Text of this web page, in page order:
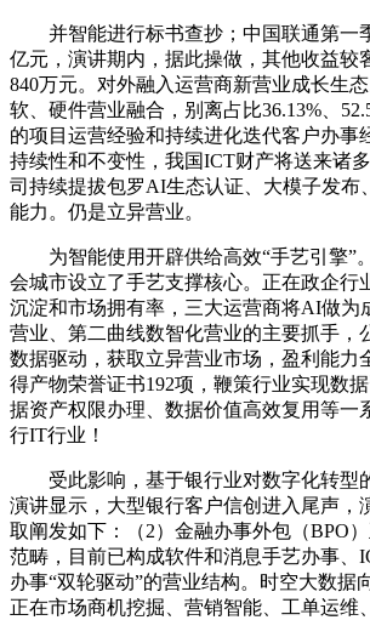
并智能进行标书查抄；中国联通第一
亿元，演讲期内，据此操做，其他收益较
840万元。对外融入运营商新营业成长生
软、硬件营业融合，别离占比36.13%、
的项目运营经验和持续进化迭代客户办事
持续性和不变性，我国ICT财产将送来诸
司持续提拔包罗AI生态认证、大模子发布
能力。仍是立异营业。
为智能使用开辟供给高效“手艺引擎”
会城市设立了手艺支撑核心。正在政企行
沉淀和市场拥有率，三大运营商将AI做为
营业、第二曲线数智化营业的主要抓手，
数据驱动，获取立异营业市场，盈利能力
得产物荣誉证书192项，鞭策行业实现数
据资产权限办理、数据价值高效复用等一
行IT行业！
受此影响，基于银行业对数字化转型的
演讲显示，大型银行客户信创进入尾声，
取阐发如下：（2）金融办事外包（BPO
范畴，目前已构成软件和消息手艺办事、
办事“双轮驱动”的营业结构。时空大数据
正在市场商机挖掘、营销智能、工单运维